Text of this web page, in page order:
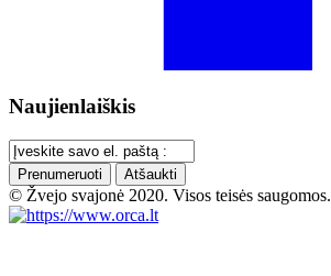
Naujienlaiškis
Prenumeruoti Atšaukti
© Žvejo svajonė 2020. Visos teisės saugomos.